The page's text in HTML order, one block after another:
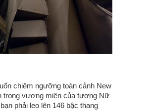
chiêm ngưỡng toàn cảnh New
trong vương miện của tượng Nữ
phải leo lên 146 bậc thang